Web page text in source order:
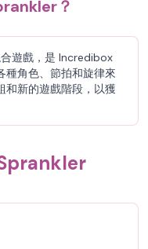
？
遊戲，是 Incredibox
種角色、節拍和旋律來
和新的遊戲階段，以獲